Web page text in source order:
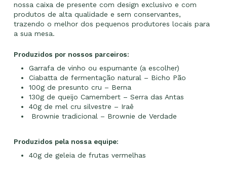
nossa caixa de presente com design exclusivo e com
produtos de alta qualidade e sem conservantes,
trazendo o melhor dos pequenos produtores locais para
a sua mesa.
Produzidos por nossos parceiros:
Garrafa de vinho ou espumante (a escolher)
Ciabatta de fermentação natural – Bicho Pão
100g de presunto cru – Berna
130g de queijo Camembert – Serra das Antas
40g de mel cru silvestre – Iraê
Brownie tradicional – Brownie de Verdade
Produzidos pela nossa equipe:
40g de geleia de frutas vermelhas